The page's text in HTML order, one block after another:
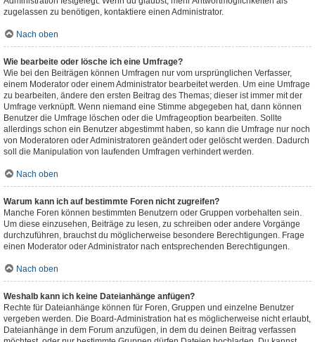
zugelassen zu benötigen, kontaktiere einen Administrator.
Nach oben
Wie bearbeite oder lösche ich eine Umfrage?
Wie bei den Beiträgen können Umfragen nur vom ursprünglichen Verfasser,
einem Moderator oder einem Administrator bearbeitet werden. Um eine Umfrage
zu bearbeiten, ändere den ersten Beitrag des Themas; dieser ist immer mit der
Umfrage verknüpft. Wenn niemand eine Stimme abgegeben hat, dann können
Benutzer die Umfrage löschen oder die Umfrageoption bearbeiten. Sollte
allerdings schon ein Benutzer abgestimmt haben, so kann die Umfrage nur noch
von Moderatoren oder Administratoren geändert oder gelöscht werden. Dadurch
soll die Manipulation von laufenden Umfragen verhindert werden.
Nach oben
Warum kann ich auf bestimmte Foren nicht zugreifen?
Manche Foren können bestimmten Benutzern oder Gruppen vorbehalten sein.
Um diese einzusehen, Beiträge zu lesen, zu schreiben oder andere Vorgänge
durchzuführen, brauchst du möglicherweise besondere Berechtigungen. Frage
einen Moderator oder Administrator nach entsprechenden Berechtigungen.
Nach oben
Weshalb kann ich keine Dateianhänge anfügen?
Rechte für Dateianhänge können für Foren, Gruppen und einzelne Benutzer
vergeben werden. Die Board-Administration hat es möglicherweise nicht erlaubt,
Dateianhänge in dem Forum anzufügen, in dem du deinen Beitrag verfassen